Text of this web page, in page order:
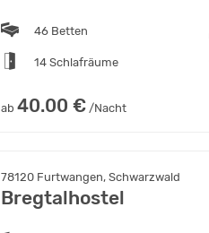
46 Betten
14 Schlafräume
ab 40.00 € /Nacht
78120 Furtwangen, Schwarzwald
Bregtalhostel